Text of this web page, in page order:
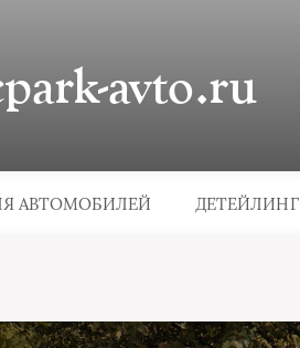
avto.ru
АВТОМОБИЛЕЙ ДЕТЕЙЛИНГ